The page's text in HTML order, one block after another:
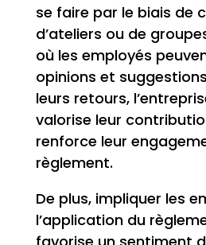
se faire par le biais de
d’ateliers ou de
où les employés
opinions et
leurs retours,
valorise leur
renforce leur
règlement.
De plus, impliquer les
l’application du